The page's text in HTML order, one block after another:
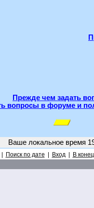
Прежде чем задать
вопросы в форуме и
Ваше локальное время
Поиск по дате Вход| В